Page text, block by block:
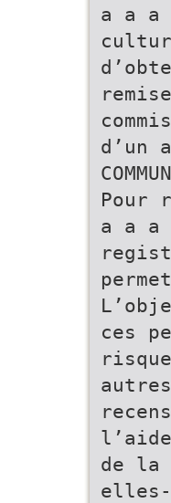
a a a
d’un
Pour
a a a
ces
de la
elles-